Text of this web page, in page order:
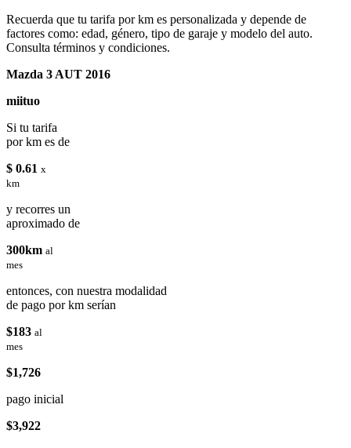
Recuerda que tu tarifa por km es personalizada y depende de
factores como: edad, género, tipo de garaje y modelo del auto.
Consulta términos y condiciones.
Mazda 3 AUT 2016
miituo
Si tu tarifa
por km es de
$ 0.61 x
km
y recorres un
aproximado de
300km al
mes
entonces, con nuestra modalidad
de pago por km serían
$183 al
mes
$1,726
pago inicial
$3,922